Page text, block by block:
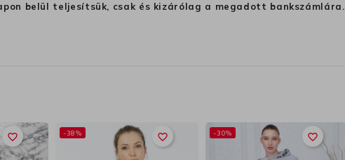
belül teljesítsük, csak és kizárólag a megadott bankszámlára.
favorite_border favorite_border
-38% favorite_border
-30%